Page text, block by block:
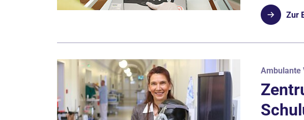
Zur
Ambulante